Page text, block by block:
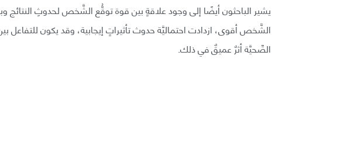
يشير الباحثون أيضًا إلى وجود علاقةٍ بين قوة توقُّع الشَّخص لحدوثِ النتائج
الشَّخص أقوى، ازدادت احتماليَّة حدوث تأثيراتٍ إيجابية، وقد يكون للتفاعل
الصِّحيَّة أثرٌ عميقٌ في ذلك.